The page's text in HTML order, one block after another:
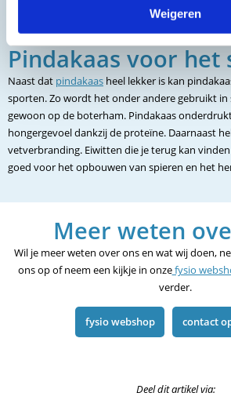
Weigeren
Pindakaas voor het
Naast dat pindakaas heel lekker is kan
sporten. Zo wordt het onder andere gebruikt in
gewoon op de boterham. Pindakaas
hongergevoel dankzij de proteïne. Daarnaast
vetverbranding. Eiwitten die je terug kan
goed voor het opbouwen van spieren en het
Meer weten
Wil je meer weten over ons en wat wij doen,
ons op of neem een kijkje in onzefysio
verder.
fysio webshop contact
Deel dit artikel via: